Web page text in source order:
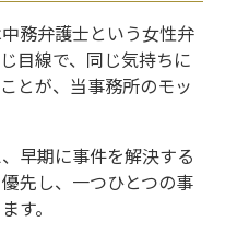
務弁護士という女性弁
目線で、同じ気持ちに
とが、当事務所のモッ
早期に事件を解決する
先し、一つひとつの事
す。